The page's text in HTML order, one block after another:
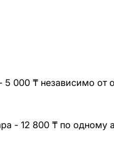
5 000 ₸ независимо
- 12 800 ₸ по одному